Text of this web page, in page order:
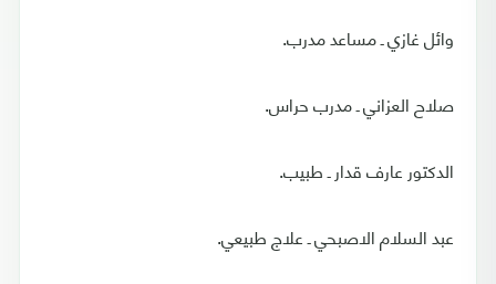
وائل غازي ـ مساعد مدرب.
صلاح العزاني ـ مدرب حراس.
الدكتور عارف قدار ـ طبيب.
عبد السلام الاصبحي ـ علاج طبيعي.